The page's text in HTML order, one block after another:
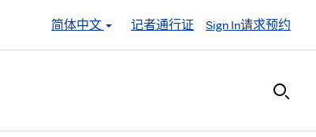
简体中文
记者通行证 Sign In请求预约